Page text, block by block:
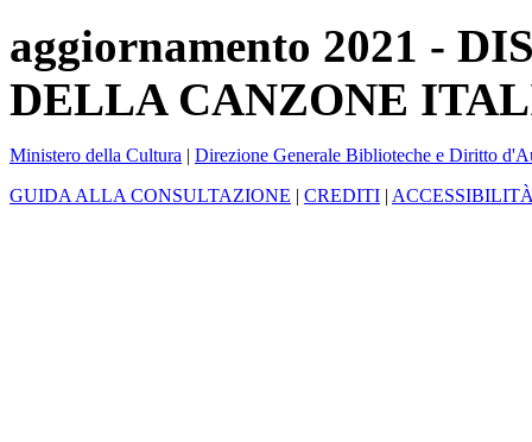
aggiornamento 2021 -
DELLA CANZONE
Ministero della Cultura | Direzione Generale Biblioteche e Diritto
GUIDA ALLA CONSULTAZIONE | CREDITI |